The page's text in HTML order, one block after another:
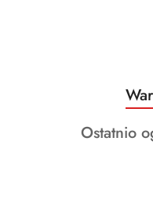
Pomiń karuzelę
o
Produkty
Ostatnio